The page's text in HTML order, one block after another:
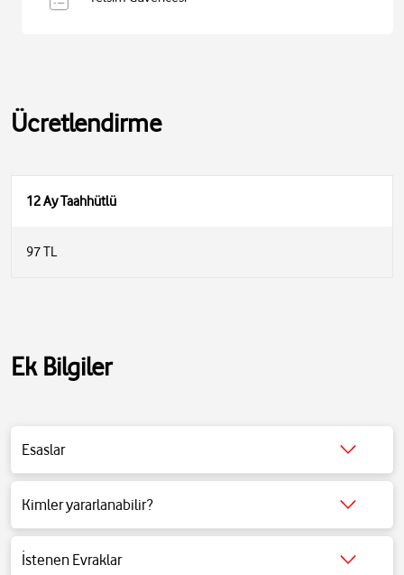
Ücretlendirme
12 Ay Taahhütlü
97 TL
Ek Bilgiler
Esaslar
Detaylı bilgi içintıklayınız.
Kimler yararlanabilir?
Detaylı bilgi içintıklayınız.
İstenen Evraklar